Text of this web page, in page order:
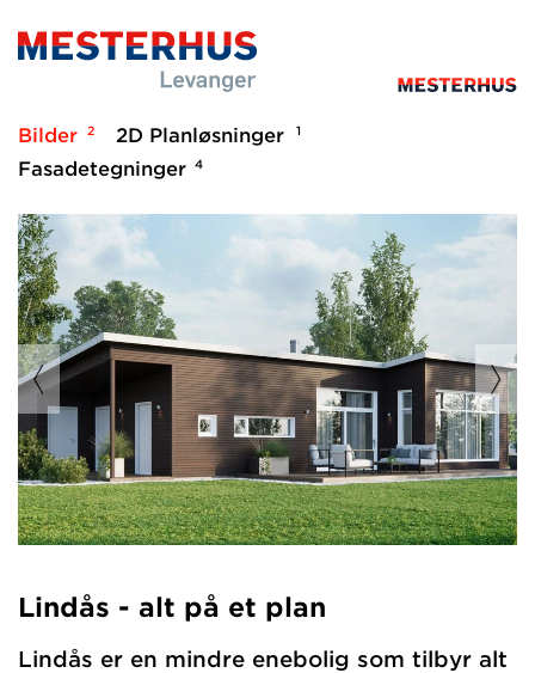
Bilder 2 2D Planløsninger 1
Fasadetegninger 4
Lindås - alt på et plan
Lindås er en mindre enebolig som tilbyr alt